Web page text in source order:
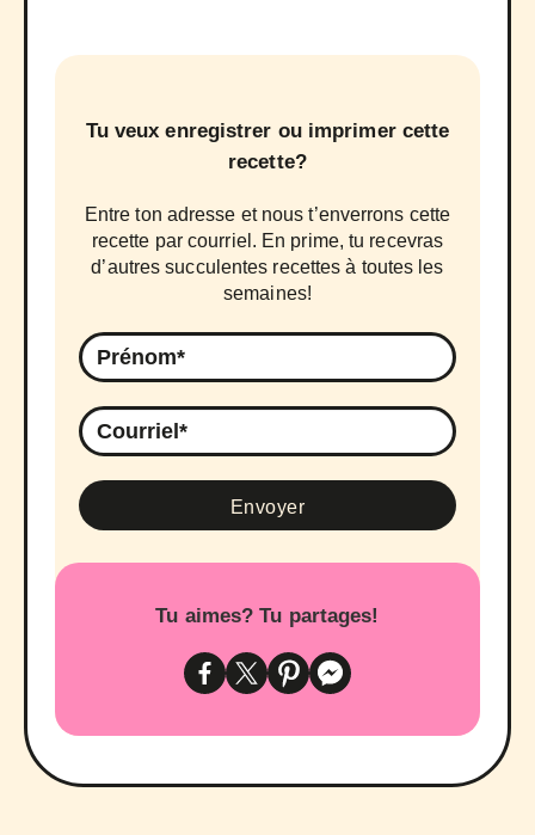
Tu veux enregistrer ou imprimer cette
recette?
Entre ton adresse et nous t’enverrons cette
recette par courriel. En prime, tu recevras
d’autres succulentes recettes à toutes les
semaines!
Tu aimes? Tu partages!